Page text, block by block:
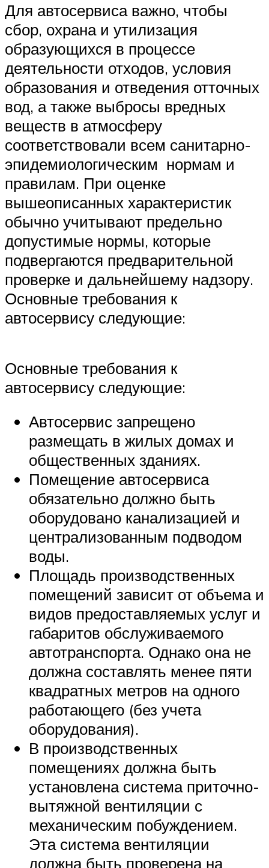
Для автосервиса важно, чтобы
сбор, охрана и утилизация
образующихся в процессе
деятельности отходов, условия
образования и отведения отточных
вод, а также выбросы вредных
веществ в атмосферу
соответствовали всем санитарно-
эпидемиологическим нормам и
правилам. При оценке
вышеописанных характеристик
обычно учитывают предельно
допустимые нормы, которые
подвергаются предварительной
проверке и дальнейшему надзору.
Основные требования к
автосервису следующие:
Основные требования к
автосервису следующие:
Автосервис запрещено
размещать в жилых домах и
общественных зданиях.
Помещение автосервиса
обязательно должно быть
оборудовано канализацией и
централизованным подводом
воды.
Площадь производственных
помещений зависит от объема и
видов предоставляемых услуг и
габаритов обслуживаемого
автотранспорта. Однако она не
должна составлять менее пяти
квадратных метров на одного
работающего (без учета
оборудования).
В производственных
помещениях должна быть
установлена система приточно-
вытяжной вентиляции с
механическим побуждением.
Эта система вентиляции
должна быть проверена на